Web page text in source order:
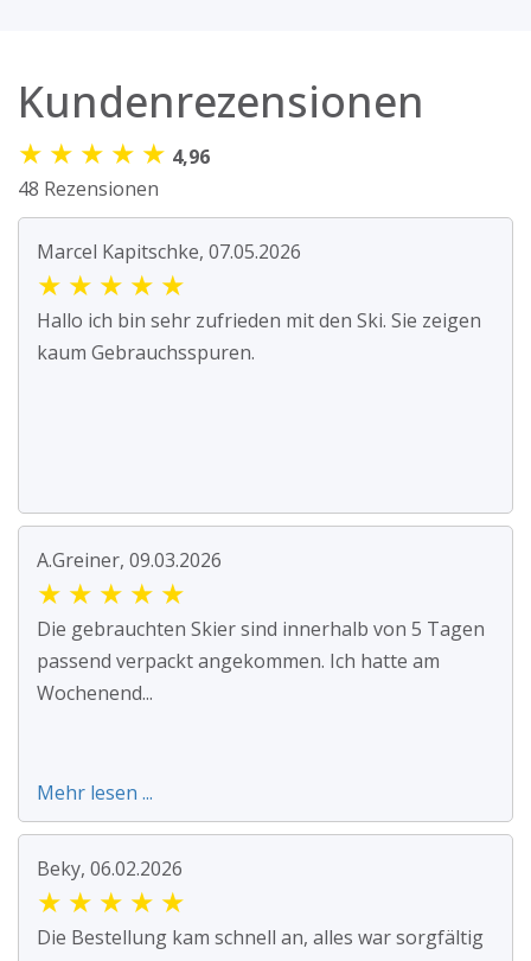
Kundenrezensionen
★ ★ ★ ★ ★ 4,96
48 Rezensionen
Marcel Kapitschke, 07.05.2026
★ ★ ★ ★ ★
Hallo ich bin sehr zufrieden mit den Ski. Sie zeigen
kaum Gebrauchsspuren.
A.Greiner, 09.03.2026
★ ★ ★ ★ ★
Die gebrauchten Skier sind innerhalb von 5 Tagen
passend verpackt angekommen. Ich hatte am
Wochenend...
Mehr lesen ...
Beky, 06.02.2026
★ ★ ★ ★ ★
Die Bestellung kam schnell an, alles war sorgfältig